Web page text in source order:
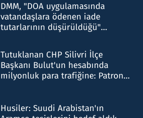
DMM, "DOA uygulamasında
vatandaşlara ödenen iade
tutarlarının düşürüldüğü"
Tutuklanan CHP Silivri İlçe
Başkanı Bulut'un hesabında
milyonluk para trafiğine: Patron
Husiler: Suudi Arabistan'ın